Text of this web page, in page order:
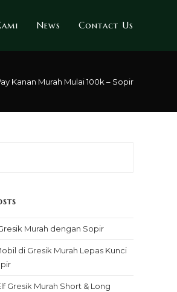
News Contact Us
Kanan Murah Mulai 100k – Sopir & Rental
Murah dengan Sopir
di Gresik Murah Lepas Kunci
Gresik Murah Short & Long